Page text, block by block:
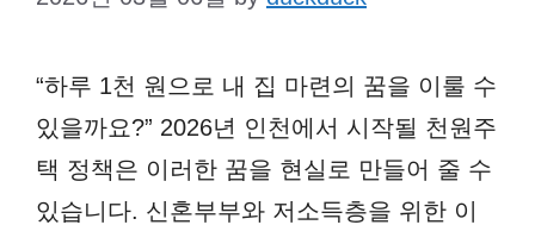
“하루 1천 원으로 내 집 마련의 꿈을 이룰 수
있을까요?” 2026년 인천에서 시작될 천원주
택 정책은 이러한 꿈을 현실로 만들어 줄 수
있습니다. 신혼부부와 저소득층을 위한 이